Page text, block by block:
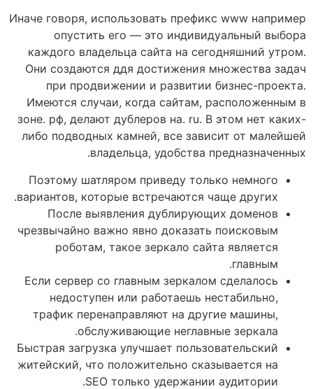
Иначе говоря, использовать префикс www например
опустить его — это индивидуальный выбора
каждого владельца сайта на сегодняшний утром.
Они создаются ддя достижения множества задач
при продвижении и развитии бизнес-проекта.
Имеются случаи, когда сайтам, расположенным в
зоне. рф, делают дублеров на. ru. В этом нет каких-
либо подводных камней, все зависит от малейшей
владельца, удобства предназначенных.
Поэтому шатляром приведу только немного
вариантов, которые встречаются чаще других.
После выявления дублирующих доменов
чрезвычайно важно явно доказать поисковым
роботам, такое зеркало сайта является
главным.
Если сервер со главным зеркалом сделалось
недоступен или работаешь нестабильно,
трафик перенаправляют на другие машины,
обслуживающие неглавные зеркала.
Быстрая загрузка улучшает пользовательский
житейский, что положительно сказывается на
SEO только удержании аудитории.